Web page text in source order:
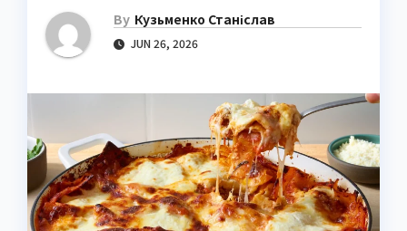
By Кузьменко Станіслав
JUN 26, 2026